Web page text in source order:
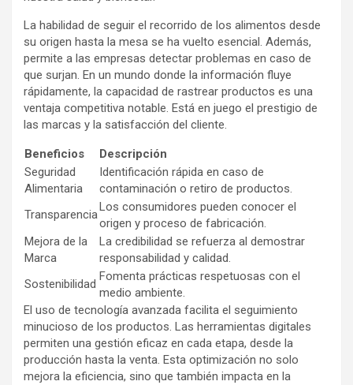
La habilidad de seguir el recorrido de los alimentos desde
su origen hasta la mesa se ha vuelto esencial. Además,
permite a las empresas detectar problemas en caso de
que surjan. En un mundo donde la información fluye
rápidamente, la capacidad de rastrear productos es una
ventaja competitiva notable. Está en juego el prestigio de
las marcas y la satisfacción del cliente.
Beneficios
Descripción
Seguridad
Alimentaria
Identificación rápida en caso de
contaminación o retiro de productos.
Transparencia
Los consumidores pueden conocer el
origen y proceso de fabricación.
Mejora de la
Marca
La credibilidad se refuerza al demostrar
responsabilidad y calidad.
Sostenibilidad
Fomenta prácticas respetuosas con el
medio ambiente.
El uso de tecnología avanzada facilita el seguimiento
minucioso de los productos. Las herramientas digitales
permiten una gestión eficaz en cada etapa, desde la
producción hasta la venta. Esta optimización no solo
mejora la eficiencia, sino que también impacta en la